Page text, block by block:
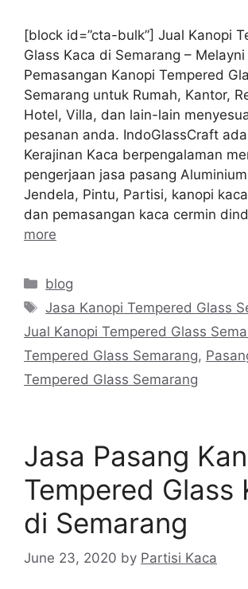
[block id=”cta-bulk”] Jual Kanopi
Glass Kaca di Semarang – Melayni
Pemasangan Kanopi Tempered
Semarang untuk Rumah, Kantor,
Hotel, Villa, dan lain-lain
pesanan anda. IndoGlassCraft
Kerajinan Kaca berpengalaman
pengerjaan jasa pasang
Jendela, Pintu, Partisi, kanopi
dan pemasangan kaca cermin
more
Categories
blog
Tags
Jasa Kanopi Tempered Glass
Jual Kanopi Tempered Glass
Tempered Glass Semarang,
Tempered Glass Semarang
Jasa Pasang
Tempered Glass
di Semarang
June 23, 2020 by Partisi Kaca